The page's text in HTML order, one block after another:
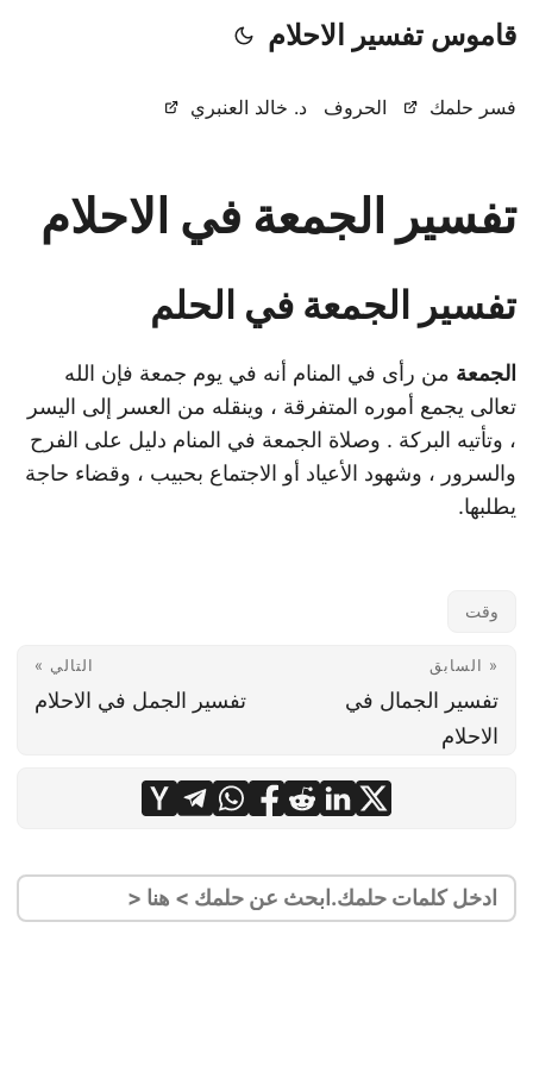
قاموس تفسير الاحلام
فسر حلمك الحروف د. خالد العنبري
تفسير الجمعة في الاحلام
تفسير الجمعة في الحلم
الجمعة من رأى في المنام أنه في يوم جمعة فإن الله
تعالى يجمع أموره المتفرقة ، وينقله من العسر إلى اليسر
، وتأتيه البركة . وصلاة الجمعة في المنام دليل على الفرح
والسرور ، وشهود الأعياد أو الاجتماع بحبيب ، وقضاء حاجة
يطلبها.
وقت
« السابق
تفسير الجمال في
الاحلام
التالي »
تفسير الجمل في الاحلام